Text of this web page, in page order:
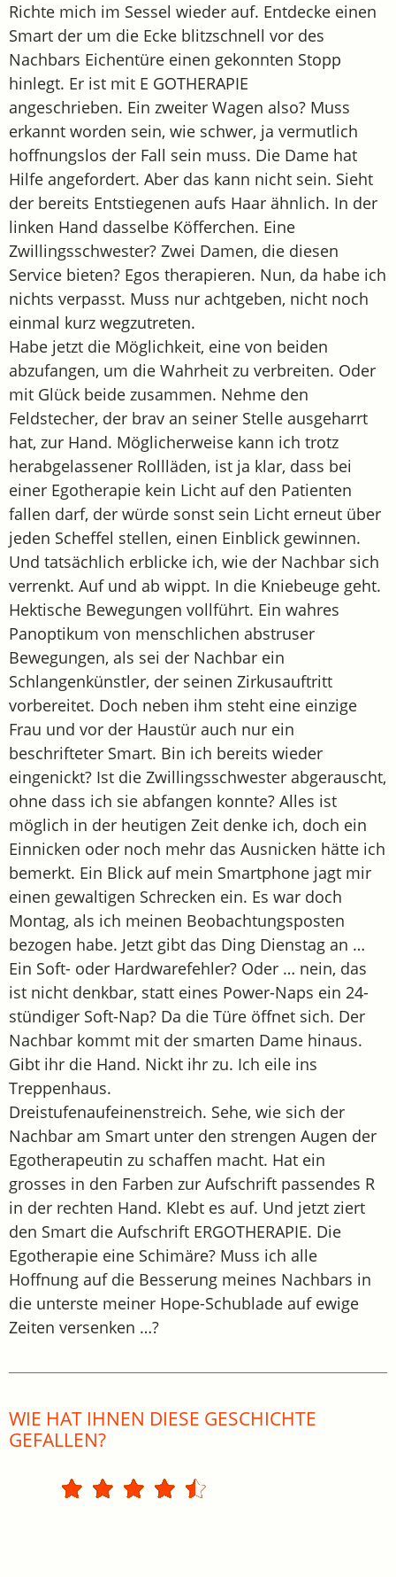
Richte mich im Sessel wieder auf. Entdecke einen
Smart der um die Ecke blitzschnell vor des
Nachbars Eichentüre einen gekonnten Stopp
hinlegt. Er ist mit E GOTHERAPIE
angeschrieben. Ein zweiter Wagen also? Muss
erkannt worden sein, wie schwer, ja vermutlich
hoffnungslos der Fall sein muss. Die Dame hat
Hilfe angefordert. Aber das kann nicht sein. Sieht
der bereits Entstiegenen aufs Haar ähnlich. In der
linken Hand dasselbe Köfferchen. Eine
Zwillingsschwester? Zwei Damen, die diesen
Service bieten? Egos therapieren. Nun, da habe ich
nichts verpasst. Muss nur achtgeben, nicht noch
einmal kurz wegzutreten.
Habe jetzt die Möglichkeit, eine von beiden
abzufangen, um die Wahrheit zu verbreiten. Oder
mit Glück beide zusammen. Nehme den
Feldstecher, der brav an seiner Stelle ausgeharrt
hat, zur Hand. Möglicherweise kann ich trotz
herabgelassener Rollläden, ist ja klar, dass bei
einer Egotherapie kein Licht auf den Patienten
fallen darf, der würde sonst sein Licht erneut über
jeden Scheffel stellen, einen Einblick gewinnen.
Und tatsächlich erblicke ich, wie der Nachbar sich
verrenkt. Auf und ab wippt. In die Kniebeuge geht.
Hektische Bewegungen vollführt. Ein wahres
Panoptikum von menschlichen abstruser
Bewegungen, als sei der Nachbar ein
Schlangenkünstler, der seinen Zirkusauftritt
vorbereitet. Doch neben ihm steht eine einzige
Frau und vor der Haustür auch nur ein
beschrifteter Smart. Bin ich bereits wieder
eingenickt? Ist die Zwillingsschwester abgerauscht,
ohne dass ich sie abfangen konnte? Alles ist
möglich in der heutigen Zeit denke ich, doch ein
Einnicken oder noch mehr das Ausnicken hätte ich
bemerkt. Ein Blick auf mein Smartphone jagt mir
einen gewaltigen Schrecken ein. Es war doch
Montag, als ich meinen Beobachtungsposten
bezogen habe. Jetzt gibt das Ding Dienstag an …
Ein Soft- oder Hardwarefehler? Oder … nein, das
ist nicht denkbar, statt eines Power-Naps ein 24-
stündiger Soft-Nap? Da die Türe öffnet sich. Der
Nachbar kommt mit der smarten Dame hinaus.
Gibt ihr die Hand. Nickt ihr zu. Ich eile ins
Treppenhaus.
Dreistufenaufeinenstreich. Sehe, wie sich der
Nachbar am Smart unter den strengen Augen der
Egotherapeutin zu schaffen macht. Hat ein
grosses in den Farben zur Aufschrift passendes R
in der rechten Hand. Klebt es auf. Und jetzt ziert
den Smart die Aufschrift ERGOTHERAPIE. Die
Egotherapie eine Schimäre? Muss ich alle
Hoffnung auf die Besserung meines Nachbars in
die unterste meiner Hope-Schublade auf ewige
Zeiten versenken …?
WIE HAT IHNEN DIESE GESCHICHTE
GEFALLEN?